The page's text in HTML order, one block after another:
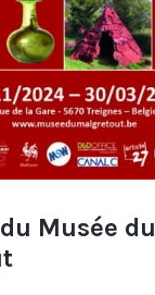
Musée du